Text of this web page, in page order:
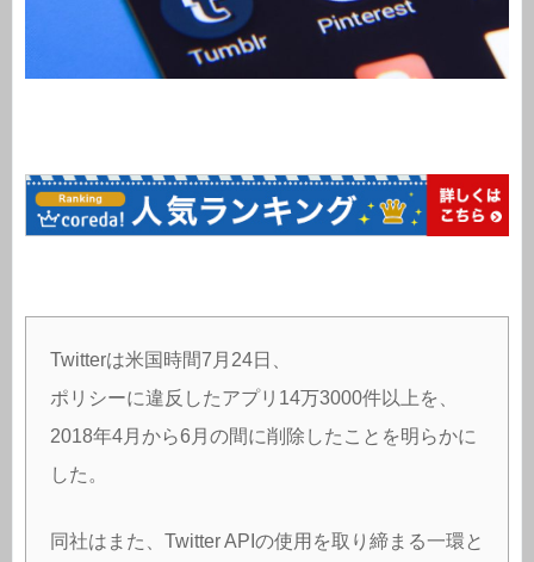
Twitterは米国時間7月24日、
ポリシーに違反したアプリ14万3000件以上を、
2018年4月から6月の間に削除したことを明らかに
した。
同社はまた、Twitter APIの使用を取り締まる一環と